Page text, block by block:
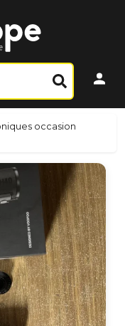
occasion